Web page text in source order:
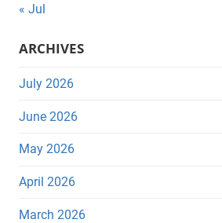
« Jul
ARCHIVES
July 2026
June 2026
May 2026
April 2026
March 2026